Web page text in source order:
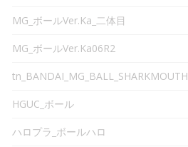
MG_ボールVer.Ka_二体目
MG_ボールVer.Ka06R2
tn_BANDAI_MG_BALL_SHARKMOUTH
HGUC_ボール
ハロプラ_ボールハロ